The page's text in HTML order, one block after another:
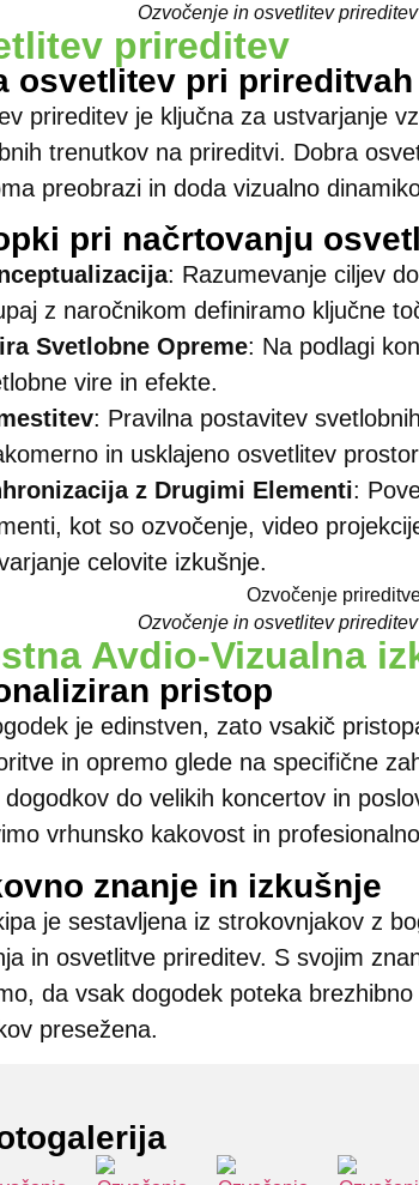
Ozvočenje in osvetlitev
prireditev
osvetlitev pri prireditvah
prireditev je ključna za ustvarjanje
trenutkov na prireditvi. Dobra
preobrazi in doda vizualno
pri načrtovanju
: Razumevanje ciljev
z naročnikom definiramo ključne
Svetlobne Opreme: Na podlagi
vire in efekte.
: Pravilna postavitev
in usklajeno osvetlitev
z Drugimi Elementi:
kot so ozvočenje, video
celovite izkušnje.
Ozvočenje in osvetlitev
Avdio-Vizualna
pristop
je edinstven, zato vsakič
in opremo glede na specifične
dogodkov do velikih koncertov in
vrhunsko kakovost in
znanje in izkušnje
je sestavljena iz strokovnjakov z
in osvetlitve prireditev. S svojim
da vsak dogodek poteka
presežena.